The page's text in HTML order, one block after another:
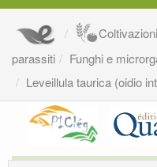
Coltivazioni
parassiti
Funghi e
Leveillula taurica (oidio